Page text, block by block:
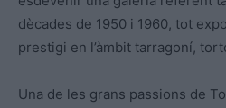
dècades de 1950 i 1960, tot
prestigi en l’àmbit tarragoní,
Una de les grans passions de